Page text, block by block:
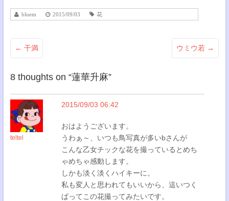
bluem 2015/09/03 花
← 干満 ウミウ若 →
8 thoughts on “蓮華升麻”
teltel
2015/09/03 06:42
おはようございます。
うわぁ～、いつも鳥写真が多いbさんが
こんな乙女チックな花を撮っているとめち
ゃめちゃ感動します。
しかも淡く淡くハイキーに。
私も変人と思われてもいいから、這いつく
ばってこの花撮ってみたいです。